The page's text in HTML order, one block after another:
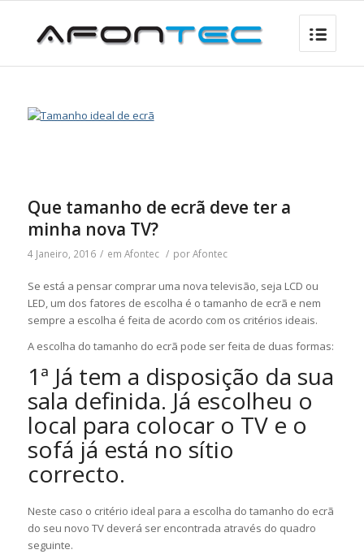
Que tamanho de ecrã deve ter a
minha nova TV?
4 Janeiro, 2016 / em Afontec / porAfontec
Se está a pensar comprar uma nova televisão, seja LCD ou
LED, um dos fatores de escolha é o tamanho de ecrã e nem
sempre a escolha é feita de acordo com os critérios ideais.
A escolha do tamanho do ecrã pode ser feita de duas formas:
1ª Já tem a disposição da sua
sala definida. Já escolheu o
local para colocar o TV e o
sofá já está no sítio
correcto.
Neste caso o critério ideal para a escolha do tamanho do ecrã
do seu novo TV deverá ser encontrada através do quadro
seguinte.